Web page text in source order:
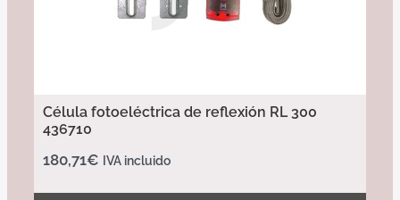
Célula fotoeléctrica de reflexión RL 300
436710
180,71€ IVA incluido